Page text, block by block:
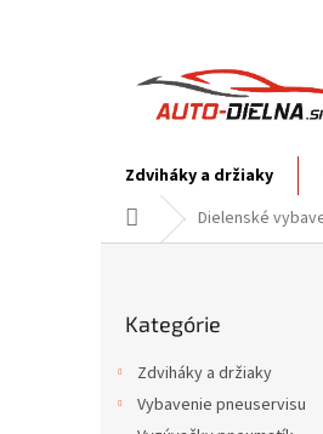
Zdviháky a držiaky
DomovDielenské
kategórie
Kategórie
Zdviháky a držiaky
Vybavenie pneuservisu